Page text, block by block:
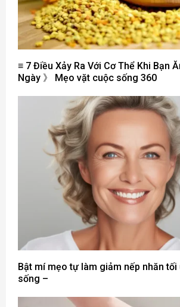
≡ 7 Điều Xảy Ra Với Cơ Thể Khi Bạn
Ngày 》 Mẹo vặt cuộc sống 360
Bật mí mẹo tự làm giảm nếp nhăn
sống –